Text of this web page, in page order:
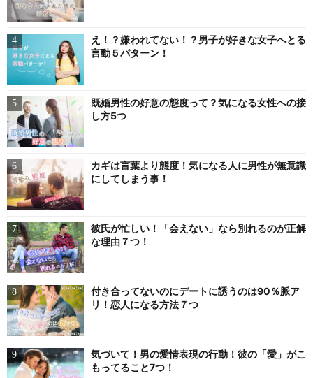
え！？嫌われてない！？男子が好きな女子へとる
言動５パターン！
既婚男性の好意の態度って？気になる女性への接
し方5つ
カギは言葉より態度！気になる人に男性が無意識
にしてしまう事！
彼氏が忙しい！「会えない」なら別れるのが正解
な理由７つ！
付き合ってないのにデートに誘うのは90％脈ア
リ！恋人になる方法７つ
気づいて！男の愛情表現の行動！彼の「愛」がこ
もってること7つ！